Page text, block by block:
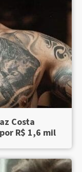
Costa
R$ 1,6 mil